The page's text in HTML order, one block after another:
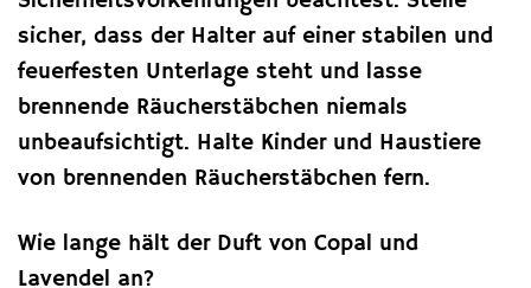
sicher, dass der Halter auf einer stabilen und
feuerfesten Unterlage steht und lasse
brennende Räucherstäbchen niemals
unbeaufsichtigt. Halte Kinder und Haustiere
von brennenden Räucherstäbchen fern.
Wie lange hält der Duft von Copal und
Lavendel an?